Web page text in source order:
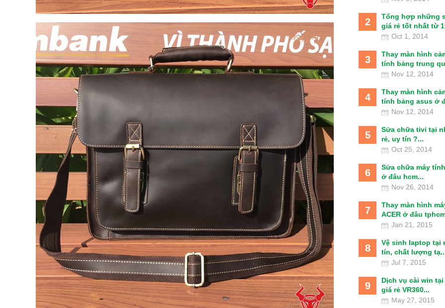
2
Tổng hợp những
giá rẻ tốt nhất từ
Oct 1, 2014
3
Thay màn hình
tính bảng trung
Nov 12, 2014
4
Thay màn hình
tính bảng asus ở
Nov 12, 2014
5
Sửa chữa tivi tại
rẻ, uy tín ?...
Oct 25, 2014
6
Sửa chữa máy
ở đâu hcm...
Nov 26, 2014
7
Thay màn hình
ACER ở đâu
Jan 21, 2015
8
Vệ sinh laptop tại
tín, chất lượng
Jul 7, 2015
9
Dịch vụ cài win
giá rẻ VR360...
May 27, 2015